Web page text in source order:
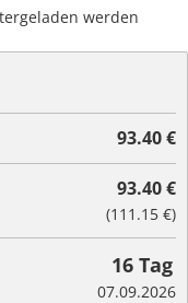
werden
93.40 €
93.40 €
(111.15 €)
16 Tag
07.09.2026